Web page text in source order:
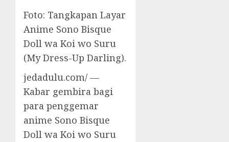
Foto: Tangkapan Layar
Anime Sono Bisque
Doll wa Koi wo Suru
(My Dress-Up Darling).
jedadulu.com/ —
Kabar gembira bagi
para penggemar
anime Sono Bisque
Doll wa Koi wo Suru